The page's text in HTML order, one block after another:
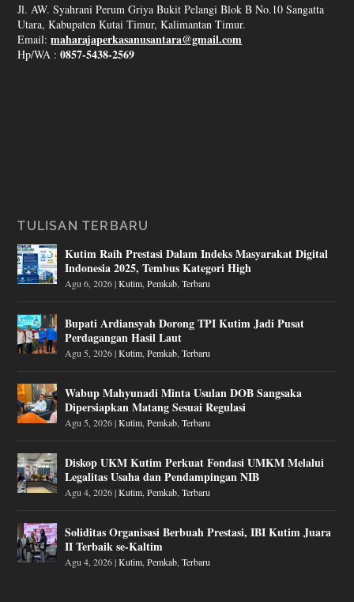
Jl. AW. Syahrani Perum Griya Bukit Pelangi Blok B No.10 Sangatta
Utara, Kabupaten Kutai Timur, Kalimantan Timur.
Email:maharajaperkasanusantara@gmail.com
Hp/WA :0857-5438-2569
TULISAN TERBARU
Kutim Raih Prestasi Dalam Indeks Masyarakat Digital
Indonesia 2025, Tembus Kategori High
Agu 6, 2026|Kutim ,Pemkab ,Terbaru
Bupati Ardiansyah Dorong TPI Kutim Jadi Pusat
Perdagangan Hasil Laut
Agu 5, 2026|Kutim ,Pemkab ,Terbaru
Wabup Mahyunadi Minta Usulan DOB Sangsaka
Dipersiapkan Matang Sesuai Regulasi
Agu 5, 2026|Kutim ,Pemkab ,Terbaru
Diskop UKM Kutim Perkuat Fondasi UMKM Melalui
Legalitas Usaha dan Pendampingan NIB
Agu 4, 2026|Kutim ,Pemkab ,Terbaru
Soliditas Organisasi Berbuah Prestasi, IBI Kutim Juara
II Terbaik se-Kaltim
Agu 4, 2026|Kutim ,Pemkab ,Terbaru